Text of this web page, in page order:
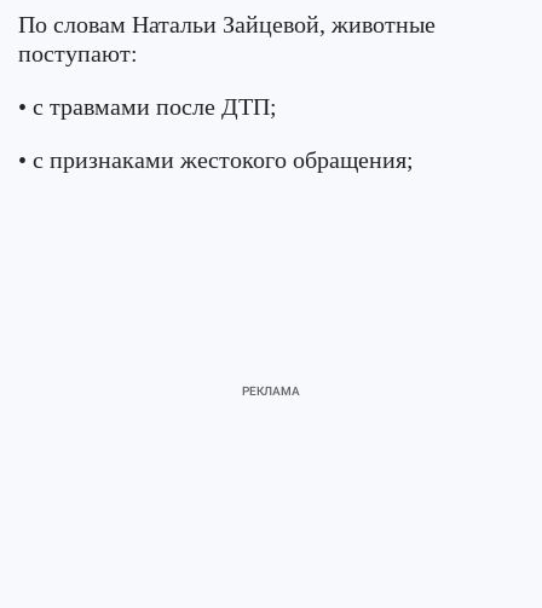
По словам Натальи Зайцевой, животные
поступают:
• с травмами после ДТП;
• с признаками жестокого обращения;